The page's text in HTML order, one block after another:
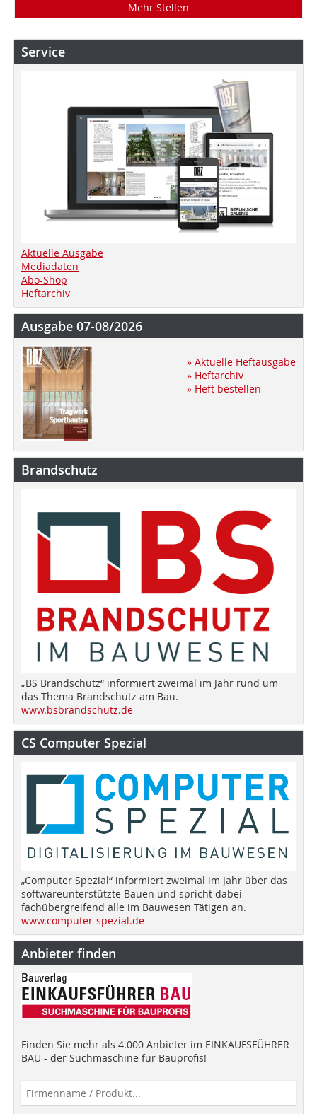
Mehr Stellen
Service
Aktuelle Ausgabe
Mediadaten
Abo-Shop
Heftarchiv
Ausgabe 07-08/2026
» Aktuelle Heftausgabe
» Heftarchiv
» Heft bestellen
Brandschutz
„BS Brandschutz“ informiert zweimal im Jahr rund um
das Thema Brandschutz am Bau.
www.bsbrandschutz.de
CS Computer Spezial
„Computer Spezial“ informiert zweimal im Jahr über das
softwareunterstützte Bauen und spricht dabei
fachübergreifend alle im Bauwesen Tätigen an.
www.computer-spezial.de
Anbieter finden
Finden Sie mehr als 4.000 Anbieter im EINKAUFSFÜHRER
BAU - der Suchmaschine für Bauprofis!